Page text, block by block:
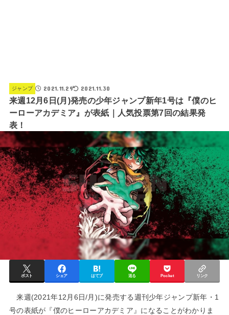
ジャンプ 2021.11.29 2021.11.30
来週12月6日(月)発売の少年ジャンプ新年1号は『僕のヒ
ーローアカデミア』が表紙｜人気投票第7回の結果発
表！
ポスト シェア はてブ 送る Pocket リンク
来週(2021年12月6日/月)に発売する週刊少年ジャンプ新年・1
号の表紙が『僕のヒーローアカデミア』になることがわかりま